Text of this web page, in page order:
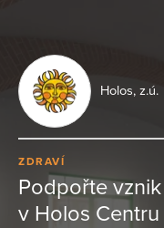
Holos, z.ú.
ZDRAVÍ
Podpořte
v Holos Centru